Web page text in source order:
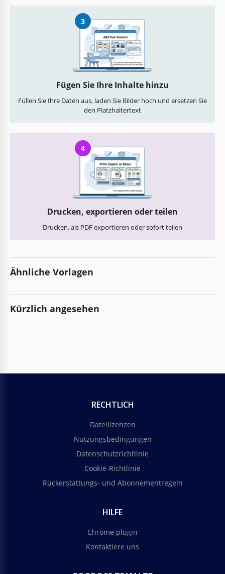
3
Fügen Sie Ihre Inhalte hinzu
Füllen Sie Ihre Daten aus, laden Sie Bilder hoch und ersetzen Sie
den Platzhaltertext
4
Drucken, exportieren oder teilen
Drucken, als PDF exportieren oder sofort teilen
Ähnliche Vorlagen
Kürzlich angesehen
RECHTLICH
Dateilizenzen
Nutzungsbedingungen
Datenschutzrichtlinie
Cookie-Richtlinie
Rückerstattungs- und Abonnementregeln
HILFE
Chrome plugin
Kontaktiere uns